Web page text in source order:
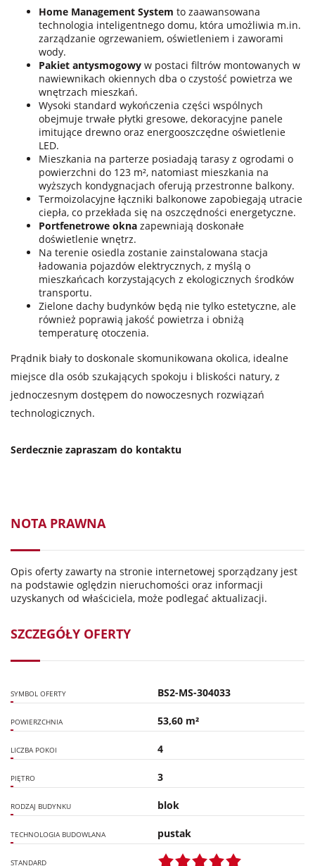
Home Management System to zaawansowana
technologia inteligentnego domu, która umożliwia m.in.
zarządzanie ogrzewaniem, oświetleniem i zaworami
wody.
Pakiet antysmogowy w postaci filtrów montowanych w
nawiewnikach okiennych dba o czystość powietrza we
wnętrzach mieszkań.
Wysoki standard wykończenia części wspólnych
obejmuje trwałe płytki gresowe, dekoracyjne panele
imitujące drewno oraz energooszczędne oświetlenie
LED.
Mieszkania na parterze posiadają tarasy z ogrodami o
powierzchni do 123 m², natomiast mieszkania na
wyższych kondygnacjach oferują przestronne balkony.
Termoizolacyjne łączniki balkonowe zapobiegają utracie
ciepła, co przekłada się na oszczędności energetyczne.
Portfenetrowe okna zapewniają doskonałe
doświetlenie wnętrz.
Na terenie osiedla zostanie zainstalowana stacja
ładowania pojazdów elektrycznych, z myślą o
mieszkańcach korzystających z ekologicznych środków
transportu.
Zielone dachy budynków będą nie tylko estetyczne, ale
również poprawią jakość powietrza i obniżą
temperaturę otoczenia.
Prądnik biały to doskonale skomunikowana okolica, idealne
miejsce dla osób szukających spokoju i bliskości natury, z
jednoczesnym dostępem do nowoczesnych rozwiązań
technologicznych.
Serdecznie zapraszam do kontaktu
NOTA PRAWNA
Opis oferty zawarty na stronie internetowej sporządzany jest
na podstawie oględzin nieruchomości oraz informacji
uzyskanych od właściciela, może podlegać aktualizacji.
SZCZEGÓŁY OFERTY
SYMBOL OFERTY BS2-MS-304033
POWIERZCHNIA 53,60 m²
LICZBA POKOI 4
PIĘTRO 3
RODZAJ BUDYNKU blok
TECHNOLOGIA BUDOWLANA pustak
STANDARD